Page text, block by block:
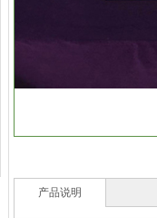
产品说明